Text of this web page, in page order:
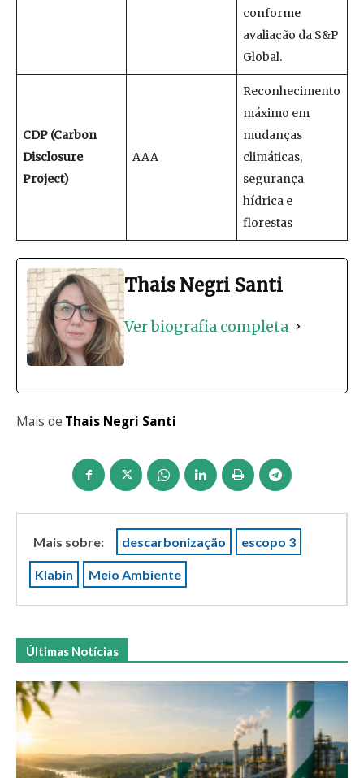
conforme
avaliação da S&P
Global.
CDP (Carbon
Disclosure
Project)
AAA
Reconhecimento
máximo em
mudanças
climáticas,
segurança
hídrica e
florestas
Thais Negri Santi
Ver biografia completa
Mais de Thais Negri Santi
Mais sobre: descarbonização escopo 3
Klabin Meio Ambiente
Últimas Notícias